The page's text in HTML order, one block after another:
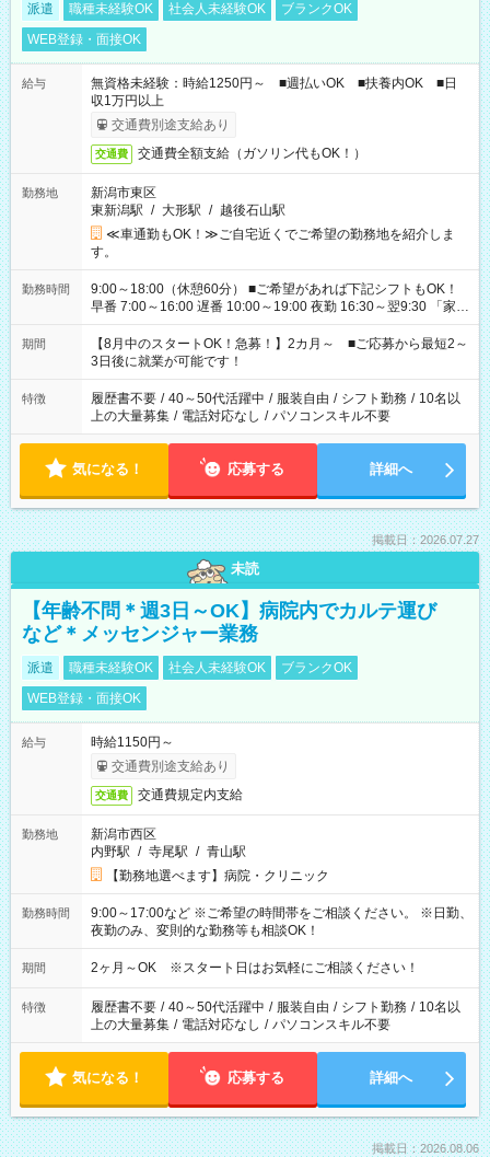
派遣 職種未経験OK 社会人未経験OK
ブランクOK
WEB登録・面接OK
給与
無資格未経験：時給1250円～ ■週払いOK ■扶養内OK ■日
収1万円以上
交通費別途支給あり
交通費 交通費全額支給（ガソリン代もOK！）
勤務地
新潟市東区
東新潟駅 / 大形駅 / 越後石山駅
≪車通勤もOK！≫ご自宅近くでご希望の勤務地を紹介しま
す。
勤務時間
9:00～18:00（休憩60分） ■ご希望があれば下記シフトもOK！
早番 7:00～16:00 遅番 10:00～19:00 夜勤 16:30～翌9:30 「家族
と休みを合わせたい」 「余裕を持って夕飯の準備がしたい」
「できれば残業はしたくない」 など、ご希望を教えてください
ね。 ※Wワーク希望の方へ 今ご覧のお仕事で希望する勤務時間
と、もう1つのお仕事の勤務時間。 合計で週40時間を超える場
合は応募できません。
期間
【8月中のスタートOK！急募！】2カ月～ ■ご応募から最短2～
3日後に就業が可能です！
特徴 履歴書不要 / 40～50代活躍中 / 服装自由 / シフト勤務 / 10名以
上の大量募集 / 電話対応なし / パソコンスキル不要
気になる！ 応募する 詳細へ
掲載日：2026.07.27
未読
【年齢不問＊週3日～OK】病院内でカルテ運び
など＊メッセンジャー業務
派遣 職種未経験OK 社会人未経験OK
ブランクOK
WEB登録・面接OK
給与
時給1150円～
交通費別途支給あり
交通費 交通費規定内支給
勤務地
新潟市西区
内野駅 / 寺尾駅 / 青山駅
【勤務地選べます】病院・クリニック
勤務時間
9:00～17:00など ※ご希望の時間帯をご相談ください。 ※日勤、
夜勤のみ、変則的な勤務等も相談OK！
期間 2ヶ月～OK ※スタート日はお気軽にご相談ください！
特徴 履歴書不要 / 40～50代活躍中 / 服装自由 / シフト勤務 / 10名以
上の大量募集 / 電話対応なし / パソコンスキル不要
気になる！ 応募する 詳細へ
掲載日：2026.08.06